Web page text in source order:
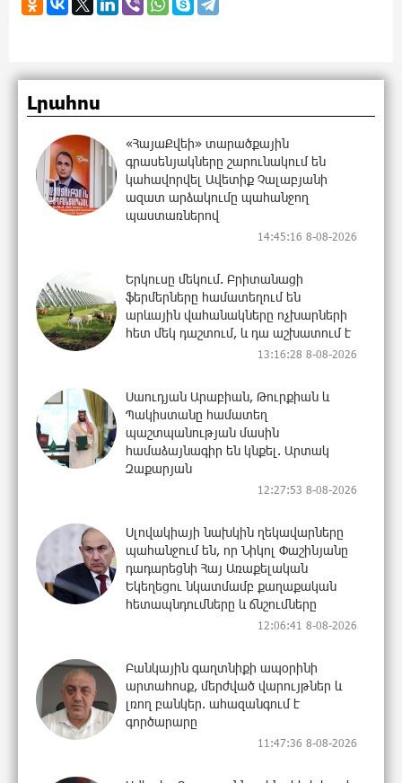
Լրահոս
«ՀայաՔվեի» տարածքային
գրասենյակները շարունակում են
կահավորվել Ավետիք Չալաբյանի
ազատ արձակումը պահանջող
պաստառներով
14:45:16 8-08-2026
Երկուսը մեկում. Բրիտանացի
ֆերմերները համատեղում են
արևային վահանակները ոչխարների
հետ մեկ դաշտում, և դա աշխատում է
13:16:28 8-08-2026
Սաուդյան Արաբիան, Թուրքիան և
Պակիստանը համատեղ
պաշտպանության մասին
համաձայնագիր են կնքել. Արտակ
Զաքարյան
12:27:53 8-08-2026
Սլովակիայի նախկին ղեկավարները
պահանջում են, որ Նիկոլ Փաշինյանը
դադարեցնի Հայ Առաքելական
Եկեղեցու նկատմամբ քաղաքական
հետապնդումները և ճնշումները
12:06:41 8-08-2026
Բանկային գաղտնիքի ապօրինի
արտահոսք, մերժված վարույթներ և
լռող բանկեր. ահազանգում է
գործարարը
11:47:36 8-08-2026